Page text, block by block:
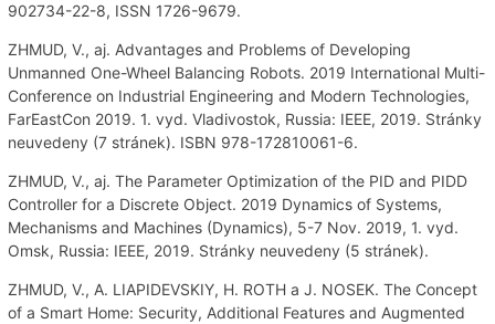
902734-22-8, ISSN 1726-9679.
ZHMUD, V., aj. Advantages and Problems of Developing
Unmanned One-Wheel Balancing Robots. 2019 International Multi-
Conference on Industrial Engineering and Modern Technologies,
FarEastCon 2019. 1. vyd. Vladivostok, Russia: IEEE, 2019. Stránky
neuvedeny (7 stránek). ISBN 978-172810061-6.
ZHMUD, V., aj. The Parameter Optimization of the PID and PIDD
Controller for a Discrete Object. 2019 Dynamics of Systems,
Mechanisms and Machines (Dynamics), 5-7 Nov. 2019, 1. vyd.
Omsk, Russia: IEEE, 2019. Stránky neuvedeny (5 stránek).
ZHMUD, V., A. LIAPIDEVSKIY, H. ROTH a J. NOSEK. The Concept
of a Smart Home: Security, Additional Features and Augmented